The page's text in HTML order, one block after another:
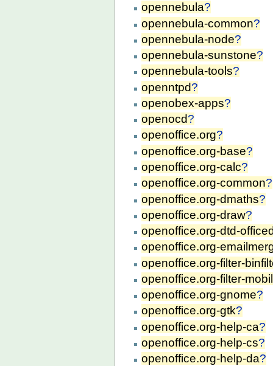
opennebula?
opennebula-common?
opennebula-node?
opennebula-sunstone?
opennebula-tools?
openntpd?
openobex-apps?
openocd?
openoffice.org?
openoffice.org-base?
openoffice.org-calc?
openoffice.org-common?
openoffice.org-dmaths?
openoffice.org-draw?
openoffice.org-dtd-
openoffice.org-
openoffice.org-filter-
openoffice.org-filter-
openoffice.org-gnome?
openoffice.org-gtk?
openoffice.org-help-ca?
openoffice.org-help-cs?
openoffice.org-help-da?